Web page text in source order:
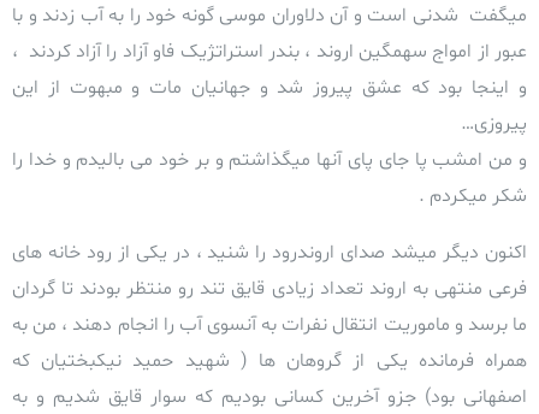
میگفت شدنی است و آن دلاوران موسی گونه خود را به آب زدند و با
عبور از امواج سهمگین اروند ، بندر استراتژیک فاو آزاد را آزاد کردند ،
و اینجا بود که عشق پیروز شد و جهانیان مات و مبهوت از این
پیروزی…
و من امشب پا جای پای آنها میگذاشتم و بر خود می بالیدم و خدا را
شکر میکردم .
اکنون دیگر میشد صدای اروندرود را شنید ، در یکی از رود خانه های
فرعی منتهی به اروند تعداد زیادی قایق تند رو منتظر بودند تا گردان
ما برسد و ماموریت انتقال نفرات به آنسوی آب را انجام دهند ، من به
همراه فرمانده یکی از گروهان ها ( شهید حمید نیکبختیان که
اصفهانی بود) جزو آخرین کسانی بودیم که سوار قایق شدیم و به